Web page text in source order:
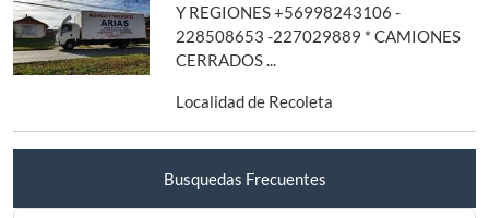
Y REGIONES +56998243106 -
228508653 -227029889 * CAMIONES
CERRADOS ...
Localidad de Recoleta
Busquedas Frecuentes